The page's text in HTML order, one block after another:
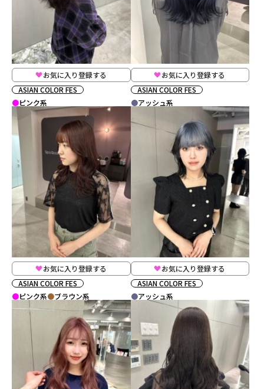
お気に入り登録する
ASIAN COLOR FES
ピンク系
お気に入り登録する
ASIAN COLOR FES
アッシュ系
お気に入り登録する
ASIAN COLOR FES
ピンク系
ブラウン系
お気に入り登録する
ASIAN COLOR FES
アッシュ系